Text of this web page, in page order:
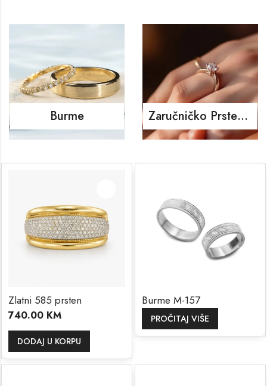
Burme Zaručničko Prstenje
Zlatni 585 prsten
740.00 KM
DODAJ U KORPU
Burme M-157
PROČITAJ VIŠE